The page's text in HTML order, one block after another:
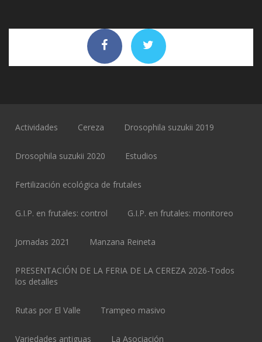
Actividades Cereza Drosophila suzukii 2019
Drosophila suzukii 2020 Estudios
Fertilización ecológica de frutales
G.I.P. en frutales: control G.I.P. en frutales: monitoreo
Jornadas 2021 Manzana Reineta
PRESENTACIÓN DE LA FERIA DE LA CEREZA 2026-Todos
los detalles
Rutas por El Valle Trampeo masivo
Variedades antiguas La Asociación